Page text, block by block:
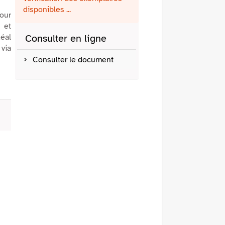
et
disponibles ...
Consulter en ligne
Consulter le document